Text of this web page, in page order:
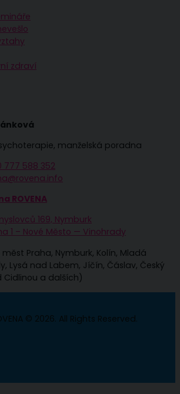
zdraví
manželská poradna
777 588 352
ROVENA
169, Nymburk
1 – Nové Město — Vinohrady
Praha, Nymburk, Kolín, Mladá
Lysá nad Labem, Jíčín, Čáslav, Český
Cidlinou a dalších)
© 2026. All Rights Reserved.